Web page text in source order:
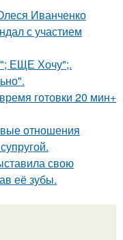
Иванченко
с участием
"; ЕЩЕ Хочу";.
готовки 20 мин+
отношения
свою
её зубы.